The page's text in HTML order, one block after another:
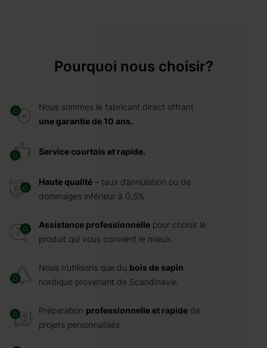
Pourquoi nous choisir?
Nous sommes le fabricant direct offrant
une garantie de 10 ans.
Service courtois et rapide.
Haute qualité – taux d’annulation ou de
dommages inférieur à 0,5%.
Assistance professionnelle pour choisir le
produit qui vous convient le mieux.
Nous n’utilisons que du bois de sapin
nordique provenant de Scandinavie.
Préparation professionnelle et rapide de
projets personnalisés.